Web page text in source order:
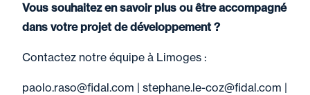
Vous souhaitez en savoir plus ou être accompagné
dans votre projet de développement ?
Contactez notre équipe à Limoges :
paolo.raso@fidal.com | stephane.le-coz@fidal.com |